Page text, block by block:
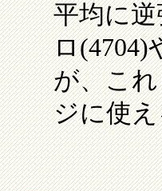
平均に
ロ(4704)
が、こ
ジに使